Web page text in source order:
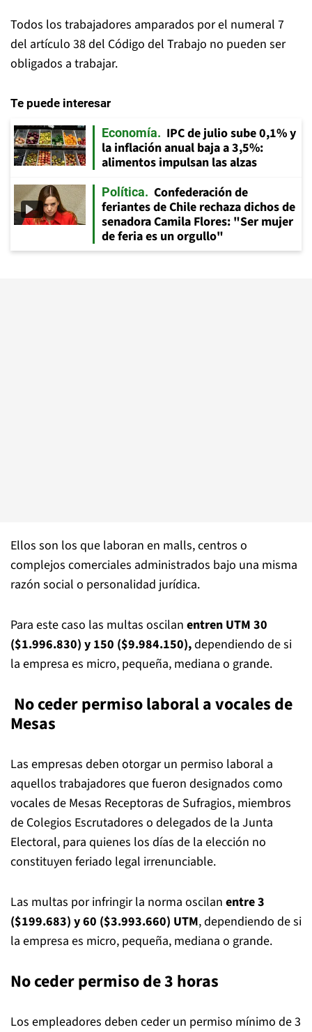
Todos los trabajadores amparados por el numeral 7
del artículo 38 del Código del Trabajo no pueden ser
obligados a trabajar.
Te puede interesar
Economía
IPC de julio sube 0,1% y
la inflación anual baja a 3,5%:
alimentos impulsan las alzas
Política
Confederación de
feriantes de Chile rechaza dichos de
senadora Camila Flores: "Ser mujer
de feria es un orgullo"
Ellos son los que laboran en malls, centros o
complejos comerciales administrados bajo una misma
razón social o personalidad jurídica.
Para este caso las multas oscilan entren UTM 30
($1.996.830) y 150 ($9.984.150),dependiendo de si
la empresa es micro, pequeña, mediana o grande.
No ceder permiso laboral a vocales de
Mesas
Las empresas deben otorgar un permiso laboral a
aquellos trabajadores que fueron designados como
vocales de Mesas Receptoras de Sufragios, miembros
de Colegios Escrutadores o delegados de la Junta
Electoral, para quienes los días de la elección no
constituyen feriado legal irrenunciable.
Las multas por infringir la norma oscilan entre 3
($199.683) y 60 ($3.993.660) UTM, dependiendo de si
la empresa es micro, pequeña, mediana o grande.
No ceder permiso de 3 horas
Los empleadores deben ceder un permiso mínimo de 3